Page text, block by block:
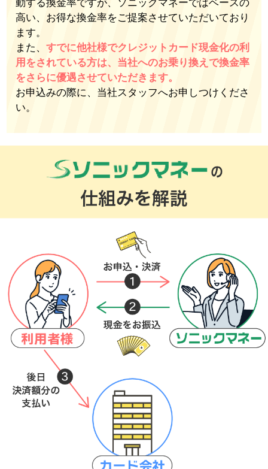
動する換金率ですが、ソニックマネーではベースの
高い、お得な換金率をご提案させていただいており
ます。
また、すでに他社様でクレジットカード現金化の利
用をされている方は、当社へのお乗り換えで換金率
をさらに優遇させていただきます。
お申込みの際に、当社スタッフへお申しつけくださ
い。